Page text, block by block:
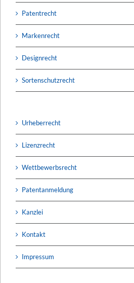
Patentrecht
Markenrecht
Designrecht
Sortenschutzrecht
Urheberrecht
Lizenzrecht
Wettbewerbsrecht
Patentanmeldung
Kanzlei
Kontakt
Impressum